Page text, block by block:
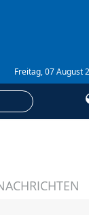
Freitag, 07 August